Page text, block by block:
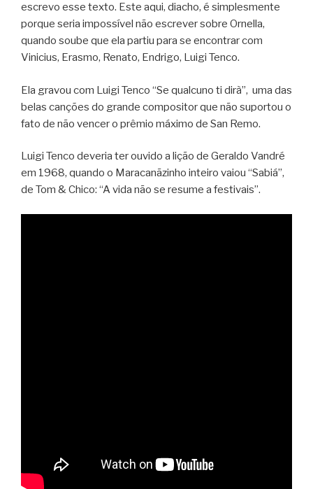
escrevo esse texto. Este aqui, diacho, é simplesmente
porque seria impossível não escrever sobre Ornella,
quando soube que ela partiu para se encontrar com
Vinicius, Erasmo, Renato, Endrigo, Luigi Tenco.
Ela gravou com Luigi Tenco “Se qualcuno ti dirà”, uma das
belas canções do grande compositor que não suportou o
fato de não vencer o prêmio máximo de San Remo.
Luigi Tenco deveria ter ouvido a lição de Geraldo Vandré
em 1968, quando o Maracanãzinho inteiro vaiou “Sabiá”,
de Tom & Chico: “A vida não se resume a festivais”.